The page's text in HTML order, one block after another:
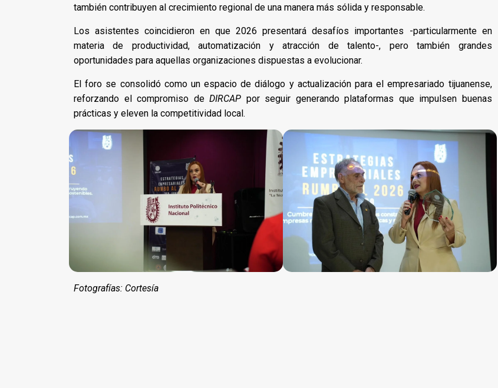
también contribuyen al crecimiento regional de una manera más sólida y responsable.
Los asistentes coincidieron en que 2026 presentará desafíos importantes -particularmente en
materia de productividad, automatización y atracción de talento-, pero también grandes
oportunidades para aquellas organizaciones dispuestas a evolucionar.
El foro se consolidó como un espacio de diálogo y actualización para el empresariado tijuanense,
reforzando el compromiso deDIRCAP por seguir generando plataformas que impulsen buenas
prácticas y eleven la competitividad local.
Fotografías: Cortesía